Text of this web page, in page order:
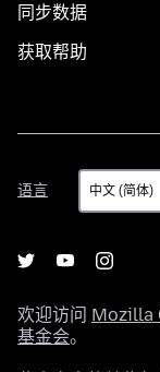
同步数据
获取帮助
语言
语
言
欢迎访问 Mozilla
基金会。